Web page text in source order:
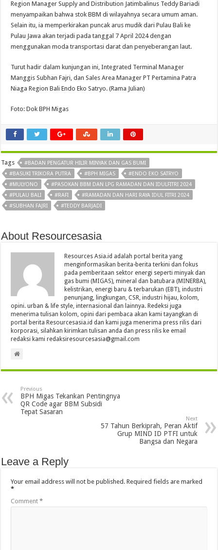
Region Manager Supply and Distribution Jatimbalinus Teddy Bariadi
menyampaikan bahwa stok BBM di wilayahnya secara umum aman.
Selain itu, ia memperkirakan puncak arus mudik dari Pulau Bali ke
Pulau Jawa akan terjadi pada tanggal 7 April 2024 dengan
menggunakan moda transportasi darat dan penyeberangan laut.
Turut hadir dalam kunjungan ini, Integrated Terminal Manager
Manggis Subhan Fajri, dan Sales Area Manager PT Pertamina Patra
Niaga Region Bali Endo Eko Satryo. (Rama Julian)
Foto: Dok BPH Migas
Tags
#BADAN PENGATUR HILIR MINYAK DAN GAS BUMI
#BASUKI TRIKORA PUTRA
#BPH MIGAS
#ENDO EKO SATRYO
#MULYONO
#PASOKAN BBM DAN LPG RAMADAN DAN IDULFITRI 2024
#PULAU BALI
#RAFI
#RAMADAN DAN HARI RAYA IDUL FITRI 2024
#SUBHAN FAJRI
#TEDDY BARJADI
About Resourcesasia
Resources Asia.id adalah portal berita yang
menginformasikan berita-berita terkini dan fokus
pada pemberitaan sektor energi seperti minyak dan
gas bumi (MIGAS), mineral dan batubara (MINERBA),
kelistrikan, energi baru & terbarukan (EBT), industri
penunjang, lingkungan, CSR, industri hijau, kolom,
opini. urban & life style, internasional dan lainnya. Redeksi juga
menerima tulisan kolom, opini dari pembaca akan kami tayangkan di
portal berita Resourcesasia.id dan kami juga menerima press rilis dari
korporasi, silahkan kirimkan tulisan anda dan press rilis ke email
redaksi kami redaksiresourcesasia@gmail.com
Previous
BPH Migas Tekankan Pentingnya
QR Code agar BBM Subsidi
Tepat Sasaran
Next
57 Tahun Berkiprah, Peran Aktif
Grup MIND ID PTFI untuk
Bangsa dan Negara
Leave a Reply
Your email address will not be published. Required fields are marked
*
Comment*